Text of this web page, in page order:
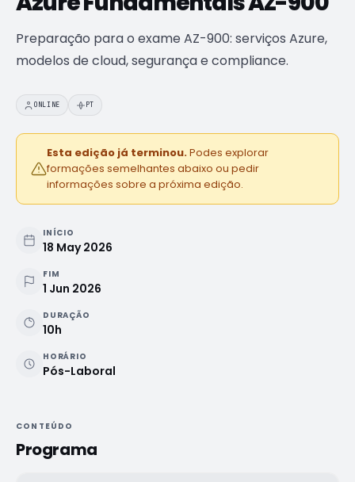
Próximas edições e datas de início
Cheque Digital
Formação com apoio do programa IEFP
Inglês e Francês reservados ao ecossistema Findmore
BOOTCAMPS E ACADEMIAS
Brain QA Academy
Formação intensiva em QA e testes de software
Layer8 Bootcamp
Preparação para o exame AZ-900: serviços Azure,
modelos de cloud, segurança e compliance.
ONLINE PT
Esta edição já terminou.Podes explorar
formações semelhantes abaixo ou pedir
informações sobre a próxima edição.
INÍCIO
18 May 2026
FIM
1 Jun 2026
DURAÇÃO
10h
HORÁRIO
Pós-Laboral
CONTEÚDO
Programa